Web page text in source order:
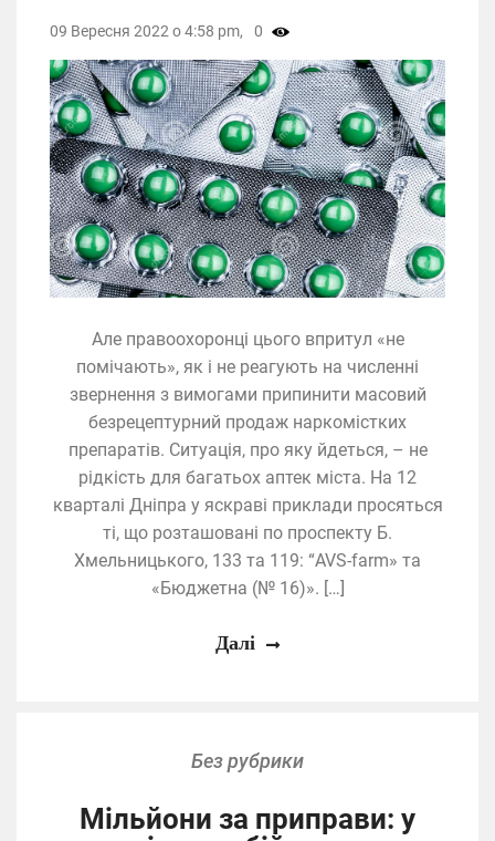
Але правоохоронці цього впритул «не
помічають», як і не реагують на численні
звернення з вимогами припинити масовий
безрецептурний продаж наркомістких
препаратів. Ситуація, про яку йдеться, – не
рідкість для багатьох аптек міста. На 12
кварталі Дніпра у яскраві приклади просяться
ті, що розташовані по проспекту Б.
Хмельницького, 133 та 119: “AVS-farm» та
«Бюджетна (№ 16)». […]
09 Вересня 2022 о 4:58 pm, 0
Далі
Без рубрики
Мільйони за приправи: у